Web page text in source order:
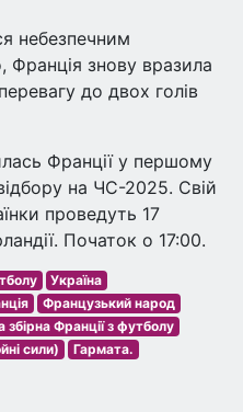
небезпечним
знову вразила
до двох голів
Франції у першому
на ЧС-2025. Свій
проведуть 17
Початок о 17:00.
Україна
Французький народ
збірна Франції з футболу
сили) Гармата.